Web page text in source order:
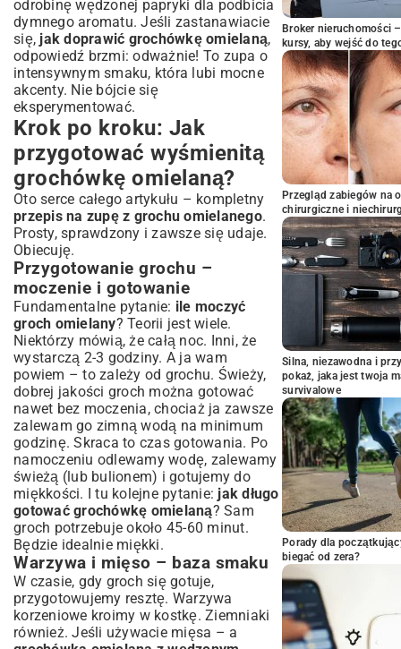
odrobinę wędzonej papryki dla podbicia
dymnego aromatu. Jeśli zastanawiacie
się, jak doprawić grochówkę omielaną,
odpowiedź brzmi: odważnie! To zupa o
intensywnym smaku, która lubi mocne
akcenty. Nie bójcie się
eksperymentować.
Krok po kroku: Jak
przygotować wyśmienitą
grochówkę omielaną?
Oto serce całego artykułu – kompletny
przepis na zupę z grochu omielanego.
Prosty, sprawdzony i zawsze się udaje.
Obiecuję.
Przygotowanie grochu –
moczenie i gotowanie
Fundamentalne pytanie: ile moczyć
groch omielany? Teorii jest wiele.
Niektórzy mówią, że całą noc. Inni, że
wystarczą 2-3 godziny. A ja wam
powiem – to zależy od grochu. Świeży,
dobrej jakości groch można gotować
nawet bez moczenia, chociaż ja zawsze
zalewam go zimną wodą na minimum
godzinę. Skraca to czas gotowania. Po
namoczeniu odlewamy wodę, zalewamy
świeżą (lub bulionem) i gotujemy do
miękkości. I tu kolejne pytanie: jak długo
gotować grochówkę omielaną? Sam
groch potrzebuje około 45-60 minut.
Będzie idealnie miękki.
Warzywa i mięso – baza smaku
W czasie, gdy groch się gotuje,
przygotowujemy resztę. Warzywa
korzeniowe kroimy w kostkę. Ziemniaki
również. Jeśli używacie mięsa – a
Broker nieruchomości
kursy, aby wejść do
Przegląd zabiegów na
chirurgiczne i
Silna, niezawodna i
pokaż, jaka jest twoja
survivalowe
Porady dla
biegać od zera?